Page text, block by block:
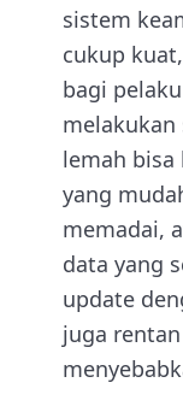
sistem
cukup
bagi
melakukan
lemah bisa
yang
memadai,
data yang
update
juga